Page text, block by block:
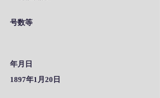
号数等
年月日
1897年1月20日